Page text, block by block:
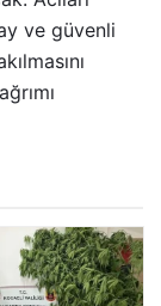
ve güvenli